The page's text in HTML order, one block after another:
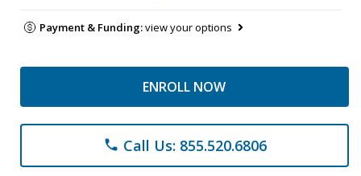
Payment & Funding:view your options
ENROLL NOW
phone Call Us: 855.520.6806